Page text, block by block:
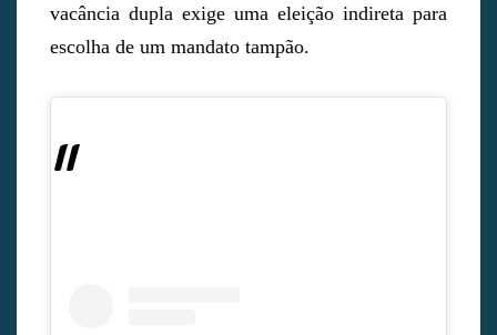
vacância dupla exige uma eleição indireta para
escolha de um mandato tampão.